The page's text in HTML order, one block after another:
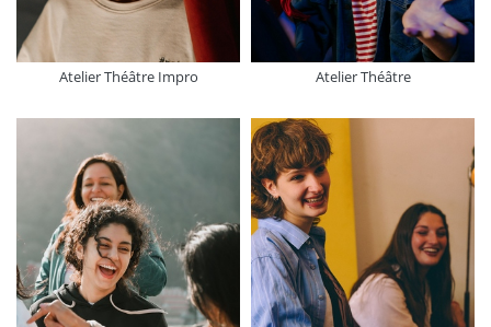
Atelier Théâtre Impro Atelier Théâtre